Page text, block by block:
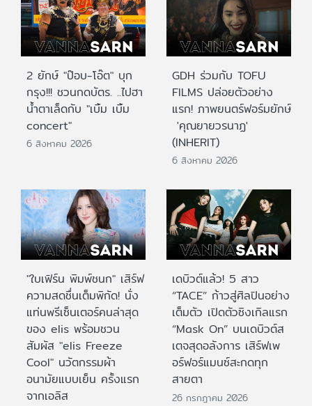
2 ยักษ์ "ป๊อบ-โอ๊ต" บุก
กรุง!!! ชวนกดบัตร. ..ไปฮา
น้ำตาเล็ดกับ "เบิ้ม เบิ้ม
concert"
6 สิงหาคม 2026
GDH ร่วมกับ TOFU
FILMS ปล่อยตัวอย่าง
แรก! ภาพยนตร์ฟอร์มยักษ์
'คุณยายวรนาฏ'
(INHERIT)
6 สิงหาคม 2026
"ใบเฟิร์น พิมพ์ชนก" เสิร์ฟ
ความสดชื่นเต็มพิกัด! นั่ง
แท่นพรีเซ็นเตอร์คนล่าสุด
ของ elis พร้อมชวน
สัมผัส "elis Freeze
Cool" นวัตกรรมผ้า
อนามัยแบบเย็น ครั้งแรก
จากเอลิส
เดบิวต์แล้ว! 5 สาว
“TACE” ก้าวสู่ศิลปินอย่าง
เต็มตัว เปิดตัวซิงเกิลแรก
“Mask On” บนเดบิวต์ส
เตจสุดอลังการ เสิร์ฟเพ
อร์ฟอร์แมนซ์สะกดทุก
สายตา
26 กรกฎาคม 2026